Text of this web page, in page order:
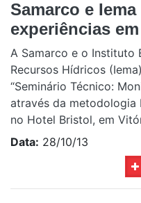
Samarco e
experiências
A Samarco e o Instituto
Recursos Hídricos
“Seminário Técnico:
através da metodologia
no Hotel Bristol, em
Data: 28/10/13